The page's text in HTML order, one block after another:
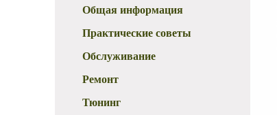
Общая информация
Практические советы
Обслуживание
Ремонт
Тюнинг